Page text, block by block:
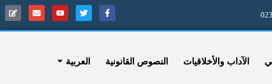
الآداب واﻷخلاقيات النصوص القانونية العربية